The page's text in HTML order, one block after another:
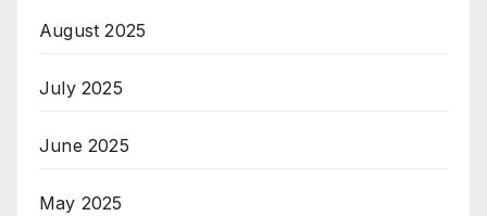
August 2025
July 2025
June 2025
May 2025